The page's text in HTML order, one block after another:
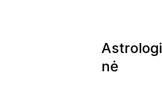
Astrologi
nė